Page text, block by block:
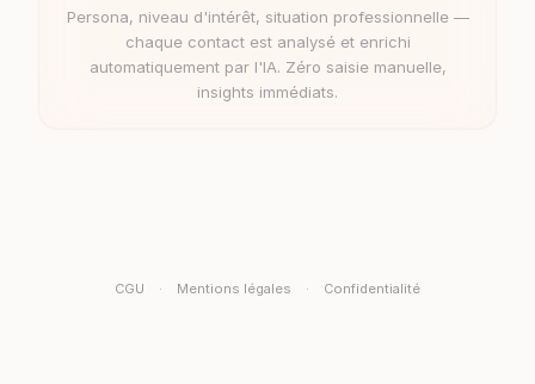
Persona, niveau d'intérêt, situation professionnelle —
chaque contact est analysé et enrichi
automatiquement par l'IA. Zéro saisie manuelle,
insights immédiats.
CGU · Mentions légales · Confidentialité